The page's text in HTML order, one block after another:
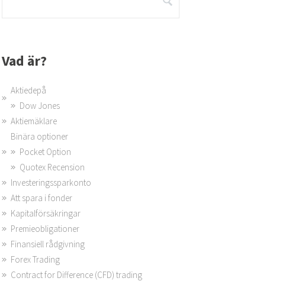
Vad är?
Aktiedepå
Dow Jones
Aktiemäklare
Binära optioner
Pocket Option
Quotex Recension
Investeringssparkonto
Att spara i fonder
Kapitalförsäkringar
Premieobligationer
Finansiell rådgivning
Forex Trading
Contract for Difference (CFD) trading